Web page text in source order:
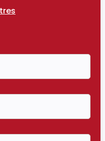
les filtres